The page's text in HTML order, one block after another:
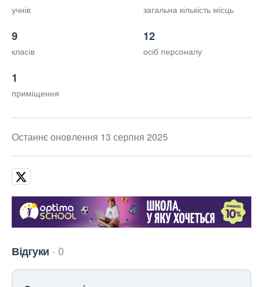
учнів загальна кількість місць
9
класів
12
осіб персоналу
1
приміщення
Останнє оновлення 13 серпня 2025
Відгуки 0